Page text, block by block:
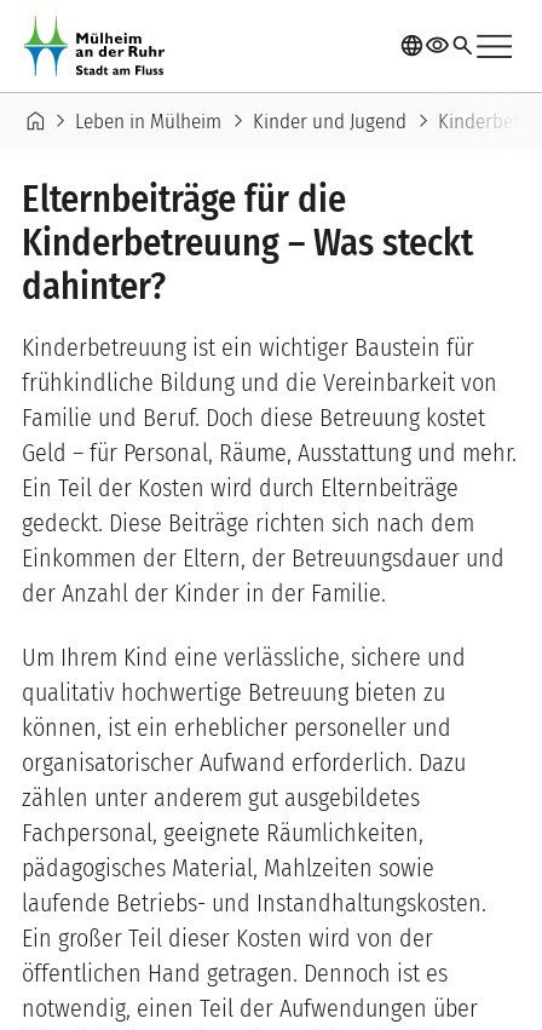
Direkt zum Inhalt
languagevisibilitysearchmenu
Pfadnavigation
home chevron_right Leben in Mülheim chevron_right Kinder und Jugend chevron_right
Elternbeiträge für die
Kinderbetreuung – Was steckt
dahinter?
Kinderbetreuung ist ein wichtiger Baustein für
frühkindliche Bildung und die Vereinbarkeit von
Familie und Beruf. Doch diese Betreuung kostet
Geld – für Personal, Räume, Ausstattung und mehr.
Ein Teil der Kosten wird durch Elternbeiträge
gedeckt. Diese Beiträge richten sich nach dem
Einkommen der Eltern, der Betreuungsdauer und
der Anzahl der Kinder in der Familie.
Um Ihrem Kind eine verlässliche, sichere und
qualitativ hochwertige Betreuung bieten zu
können, ist ein erheblicher personeller und
organisatorischer Aufwand erforderlich. Dazu
zählen unter anderem gut ausgebildetes
Fachpersonal, geeignete Räumlichkeiten,
pädagogisches Material, Mahlzeiten sowie
laufende Betriebs- und Instandhaltungskosten.
Ein großer Teil dieser Kosten wird von der
öffentlichen Hand getragen. Dennoch ist es
notwendig, einen Teil der Aufwendungen über